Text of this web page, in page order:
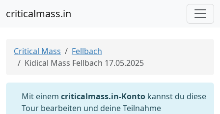
criticalmass.in
Critical Mass
Fellbach
Kidical Mass Fellbach 17.05.2025
Mit einem criticalmass.in-Konto kannst du diese
Tour bearbeiten und deine Teilnahme